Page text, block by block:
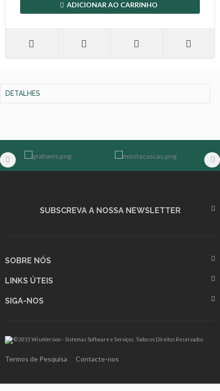
ADICIONAR AO CARRINHO
DETALHES
SUBSCREVA A NOSSA NEWSLETTER
SOBRE NÓS
LINKS ÚTEIS
SIGA-NOS
© 2015 WiseVersion - Sistemas Software e Serviços. Todos os Direitos Reservados
Termos de Pesquisa Contacte-nos